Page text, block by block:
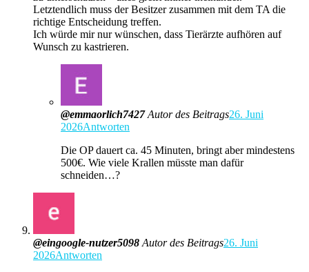
Letztendlich muss der Besitzer zusammen mit dem TA die
richtige Entscheidung treffen.
Ich würde mir nur wünschen, dass Tierärzte aufhören auf
Wunsch zu kastrieren.
@emmaorlich7427 Autor des Beitrags26. Juni
2026Antworten
Die OP dauert ca. 45 Minuten, bringt aber mindestens
500€. Wie viele Krallen müsste man dafür
schneiden…?
@eingoogle-nutzer5098 Autor des Beitrags26. Juni
2026Antworten